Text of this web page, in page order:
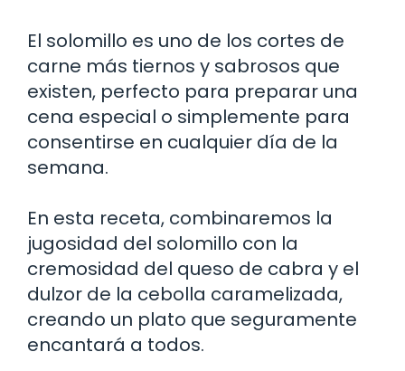
El solomillo es uno de los cortes de
carne más tiernos y sabrosos que
existen, perfecto para preparar una
cena especial o simplemente para
consentirse en cualquier día de la
semana.
En esta receta, combinaremos la
jugosidad del solomillo con la
cremosidad del queso de cabra y el
dulzor de la cebolla caramelizada,
creando un plato que seguramente
encantará a todos.